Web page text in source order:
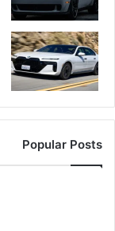
Popular Posts